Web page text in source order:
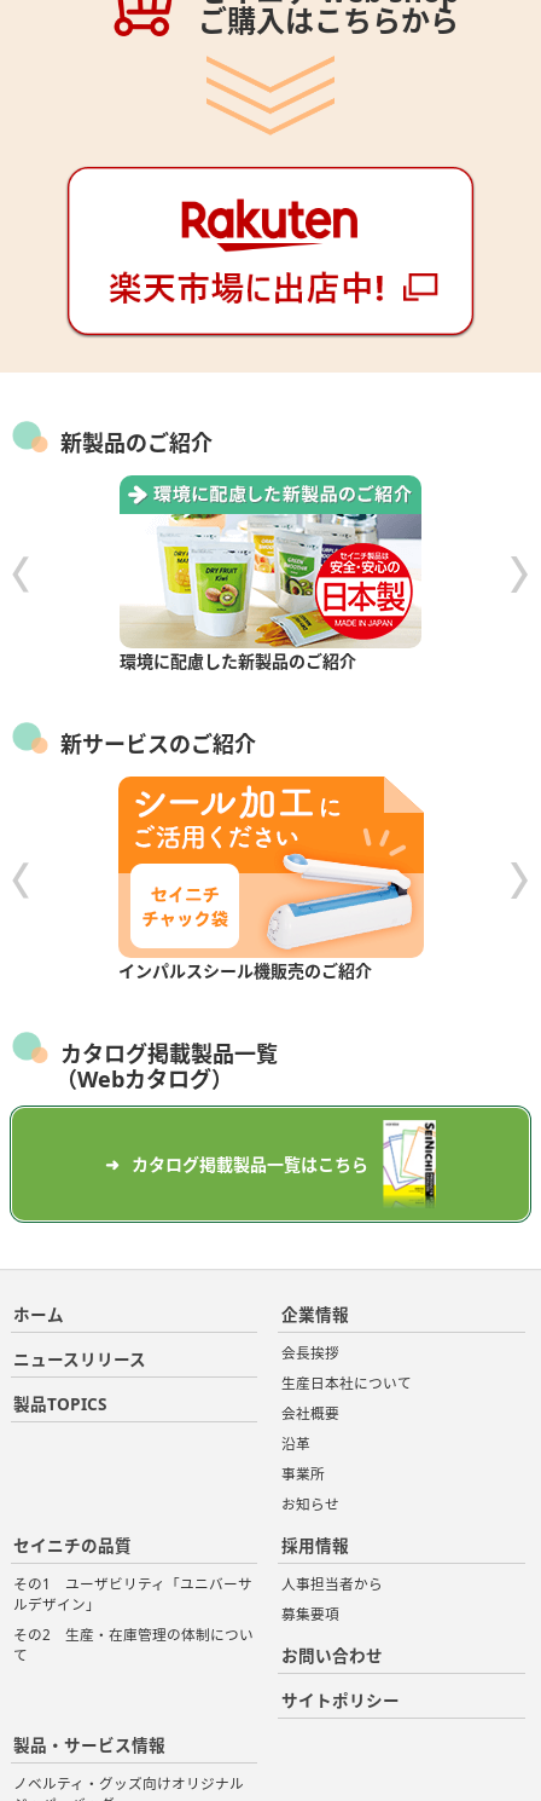
ご購入はこちらから
新製品のご紹介
環境に配慮した新製品のご紹介
新サービスのご紹介
インパルスシール機販売のご紹介
カタログ掲載製品一覧
（Webカタログ）
カタログ掲載製品一覧はこちら
ホーム
ニュースリリース
製品TOPICS
企業情報
会長挨拶
生産日本社について
会社概要
沿革
事業所
お知らせ
製品・サービス情報
ノベルティ・グッズ向けオリジナル
セイニチの品質
その1 ユーザビリティ「ユニバーサ
ルデザイン」
その2 生産・在庫管理の体制につい
て
採用情報
人事担当者から
募集要項
お問い合わせ
サイトポリシー